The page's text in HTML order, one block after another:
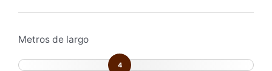
Metros de largo
4